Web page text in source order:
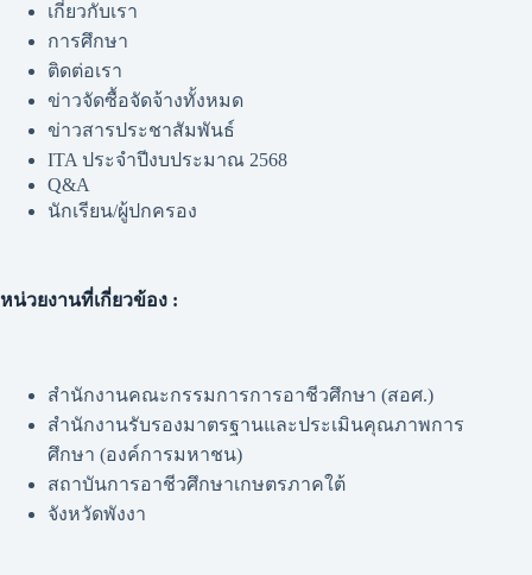
เกี่ยวกับเรา
การศึกษา
ติดต่อเรา
ข่าวจัดซื้อจัดจ้างทั้งหมด
ข่าวสารประชาสัมพันธ์
ITA ประจำปีงบประมาณ 2568
Q&A
นักเรียน/ผู้ปกครอง
หน่วยงานที่เกี่ยวข้อง :
สำนักงานคณะกรรมการการอาชีวศึกษา (สอศ.)
สำนักงานรับรองมาตรฐานและประเมินคุณภาพการ
ศึกษา (องค์การมหาชน)
สถาบันการอาชีวศึกษาเกษตรภาคใต้
จังหวัดพังงา